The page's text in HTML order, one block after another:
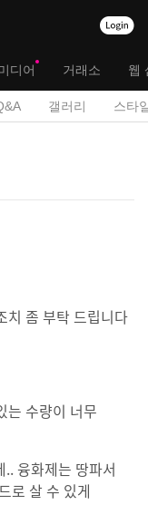
디어 거래소 웹
갤러리 스타
치 좀 부탁 드립니다
는 수량이 너무
융화제는 땅파서
로 살 수 있게